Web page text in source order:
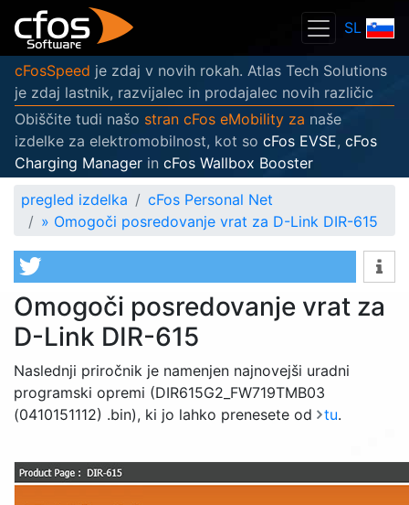
SL
cFosSpeed je zdaj v novih rokah. Atlas Tech Solutions
je zdaj lastnik, razvijalec in prodajalec novih različic
Obiščite tudi našo stran cFos eMobility za naše
izdelke za elektromobilnost, kot so cFos EVSE, cFos
Charging Manager in cFos Wallbox Booster
pregled izdelka
cFos Personal Net
» Omogoči posredovanje vrat za D-Link DIR-615
Omogoči posredovanje vrat za
D-Link DIR-615
Naslednji priročnik je namenjen najnovejši uradni
programski opremi (DIR615G2_FW719TMB03
(0410151112) .bin), ki jo lahko prenesete od
tu.